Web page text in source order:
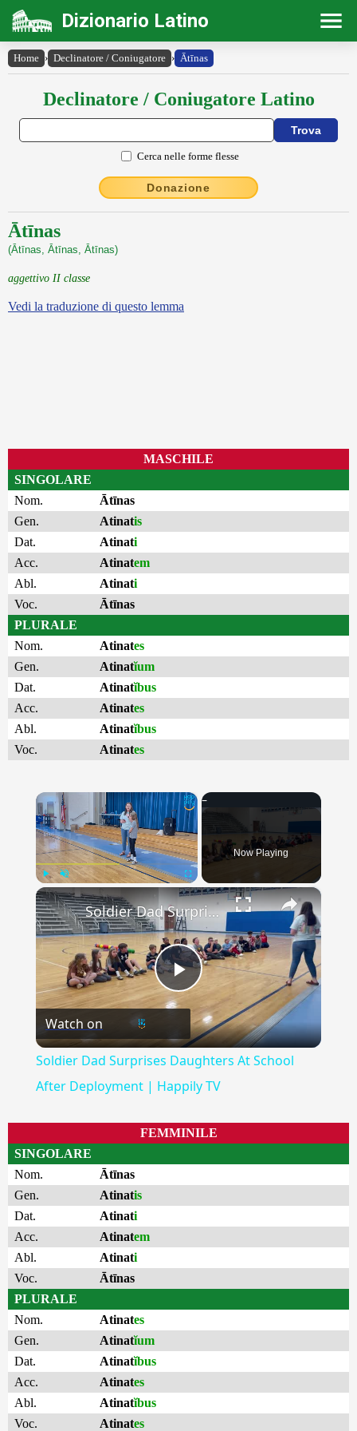
Dizionario Latino
Home › Declinatore / Coniugatore › Ātīnas
Declinatore / Coniugatore Latino
Cerca nelle forme flesse
Donazione
Ātīnas
(Ātīnas, Ātīnas, Ātīnas)
aggettivo II classe
Vedi la traduzione di questo lemma
MASCHILE
SINGOLARE
Nom.
Ātīnas
Gen.
Atinatis
Dat.
Atinati
Acc.
Atinatem
Abl.
Atinati
Voc.
Ātīnas
PLURALE
Nom.
Atinates
Gen.
Atinatĭum
Dat.
Atinatĭbus
Acc.
Atinates
Abl.
Atinatĭbus
Voc.
Atinates
×
Play Fullscreen
Now Playing
×
Play
Video
Soldier Dad Surprises Daughters At School After Deployment | Happily TV
Watch on
Soldier Dad Surprises Daughters At School
After Deployment | Happily TV
FEMMINILE
SINGOLARE
Nom.
Ātīnas
Gen.
Atinatis
Dat.
Atinati
Acc.
Atinatem
Abl.
Atinati
Voc.
Ātīnas
PLURALE
Nom.
Atinates
Gen.
Atinatĭum
Dat.
Atinatĭbus
Acc.
Atinates
Abl.
Atinatĭbus
Voc.
Atinates